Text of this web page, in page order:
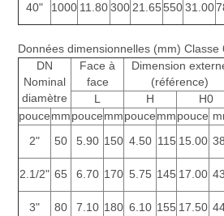
40" 1000 11.80 300 21.65550 31.00
Données dimensionnelles (mm) Classe
DN
Nominal
diamètre
Face à
face
Dimension
(référence)
H H0
pouce mm pouce mm pouce mm pouce
2" 50 5.90 150 4.50 115 15.00
2.1/2" 65 6.70 170 5.75 145 17.00
3" 80 7.10 180 6.10 155 17.50